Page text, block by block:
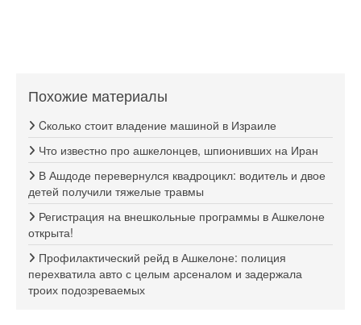
Похожие материалы
Cколько стоит владение машиной в Израиле
Что известно про ашкелонцев, шпионивших на Иран
В Ашдоде перевернулся квадроцикл: водитель и двое
детей получили тяжелые травмы
Регистрация на внешкольные программы в Ашкелоне
открыта!
Профилактический рейд в Ашкелоне: полиция
перехватила авто с целым арсеналом и задержала
троих подозреваемых